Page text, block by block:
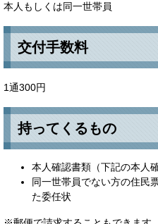
本人もしくは同一世帯員
交付手数料
1通300円
持ってくるもの
本人確認書類（下記の本人
同一世帯員でない方の住民
た委任状